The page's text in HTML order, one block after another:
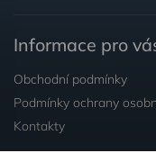
Informace pro
Obchodní podmínky
Podmínky ochrany
Kontakty